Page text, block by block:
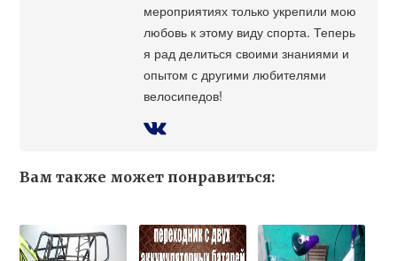
мероприятиях только укрепили мою
любовь к этому виду спорта. Теперь
я рад делиться своими знаниями и
опытом с другими любителями
велосипедов!
Вам также может понравиться: